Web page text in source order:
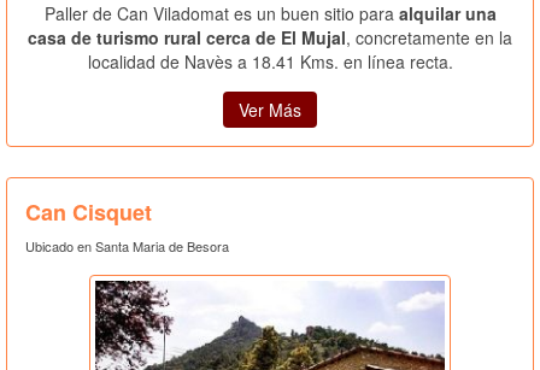
Paller de Can Viladomat es un buen sitio para alquilar una
casa de turismo rural cerca de El Mujal, concretamente en la
localidad de Navès a 18.41 Kms. en línea recta.
Ver Más
Can Cisquet
Ubicado en Santa Maria de Besora